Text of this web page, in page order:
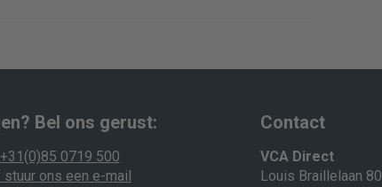
Bel ons gerust:
+31(0)85 0719 500
stuur ons een e-mail
Contact
VCA Direct
Louis Braillelaan 80